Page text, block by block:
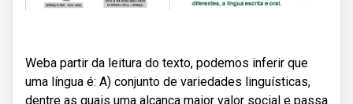
Weba partir da leitura do texto, podemos inferir que
uma língua é: A) conjunto de variedades linguísticas,
dentre as quais uma alcança maior valor social e passa